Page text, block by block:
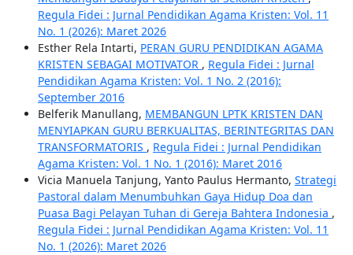
Regula Fidei : Jurnal Pendidikan Agama Kristen: Vol. 11
No. 1 (2026): Maret 2026
Esther Rela Intarti, PERAN GURU PENDIDIKAN AGAMA
KRISTEN SEBAGAI MOTIVATOR , Regula Fidei : Jurnal
Pendidikan Agama Kristen: Vol. 1 No. 2 (2016):
September 2016
Belferik Manullang, MEMBANGUN LPTK KRISTEN DAN
MENYIAPKAN GURU BERKUALITAS, BERINTEGRITAS DAN
TRANSFORMATORIS , Regula Fidei : Jurnal Pendidikan
Agama Kristen: Vol. 1 No. 1 (2016): Maret 2016
Vicia Manuela Tanjung, Yanto Paulus Hermanto, Strategi
Pastoral dalam Menumbuhkan Gaya Hidup Doa dan
Puasa Bagi Pelayan Tuhan di Gereja Bahtera Indonesia ,
Regula Fidei : Jurnal Pendidikan Agama Kristen: Vol. 11
No. 1 (2026): Maret 2026